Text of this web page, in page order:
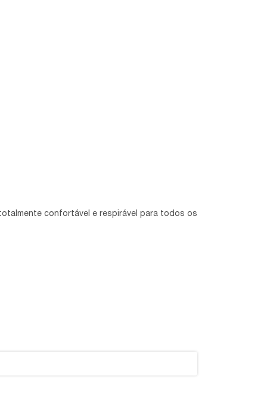
confortável e respirável para todos os